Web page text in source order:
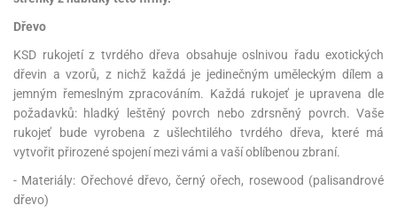
Dřevo
KSD rukojetí z tvrdého dřeva obsahuje oslnivou řadu exotických
dřevin a vzorů, z nichž každá je jedinečným uměleckým dílem a
jemným řemeslným zpracováním. Každá rukojeť je upravena dle
požadavků: hladký leštěný povrch nebo zdrsněný povrch. Vaše
rukojeť bude vyrobena z ušlechtilého tvrdého dřeva, které má
vytvořit přirozené spojení mezi vámi a vaší oblíbenou zbraní.
- Materiály: Ořechové dřevo, černý ořech, rosewood (palisandrové
dřevo)